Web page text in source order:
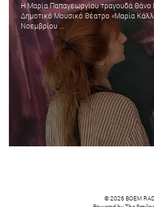
Η Μαρία Παπαγεωργίου τραγουδά Θάνο
Δημοτικό Μουσικό Θέατρο «Μαρία
Νοεμβρίου ...
© 2026 BOEM